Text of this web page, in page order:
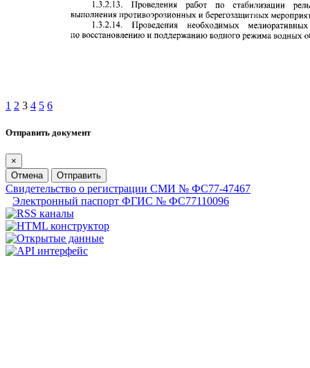
1 2 3 4 5 6
Отправить документ
×
Отмена
Отправить
Свидетельство о регистрации СМИ № ФС77-47467
Электронный паспорт ФГИС № ФС77110096